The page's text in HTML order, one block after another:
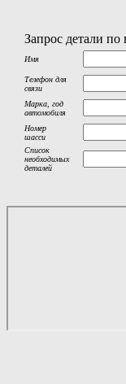
Запрос детали
Имя
Телефон для
связи
Марка, год
автомобиля
Номер
шасси
Список
необходимых
деталей